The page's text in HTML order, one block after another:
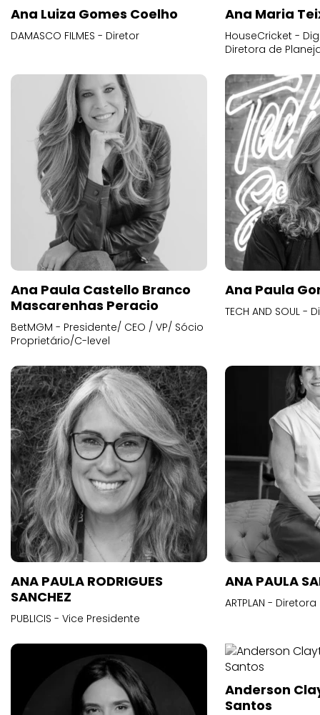
Ana Luiza Gomes Coelho
DAMASCO FILMES - Diretor
Ana Maria
HouseCricket -
Diretora de
Ana Paula Castello Branco
Mascarenhas Peracio
BetMGM - Presidente/ CEO / VP/ Sócio
Proprietário/C-level
Ana Paula
TECH AND SOUL
ANA PAULA RODRIGUES
SANCHEZ
PUBLICIS - Vice Presidente
ANA PAULA
ARTPLAN -
Anderson
Santos